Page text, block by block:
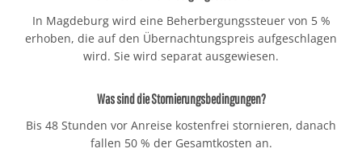
In Magdeburg wird eine Beherbergungssteuer von 5 %
erhoben, die auf den Übernachtungspreis aufgeschlagen
wird. Sie wird separat ausgewiesen.
Was sind die Stornierungsbedingungen?
Bis 48 Stunden vor Anreise kostenfrei stornieren, danach
fallen 50 % der Gesamtkosten an.